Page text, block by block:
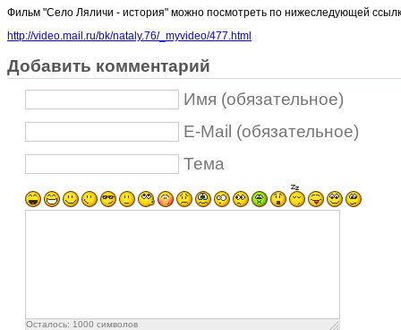
Фильм "Село Ляличи - история" можно посмотреть по нижеследующей
http://video.mail.ru/bk/nataly.76/_myvideo/477.html
Добавить комментарий
Имя (обязательное)
E-Mail (обязательное)
Тема
Осталось: 1000 символов